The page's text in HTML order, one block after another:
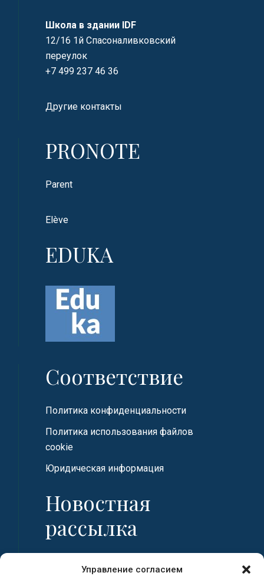
Управление согласием
Школа в здании IDF
12/16 1й Спасоналивковский
переулок
+7 499 237 46 36
Другие контакты
PRONOTE
Parent
Elève
EDUKA
Соответствие
Политика конфиденциальности
Политика использования файлов
cookie
Юридическая информация
Новостная
рассылка